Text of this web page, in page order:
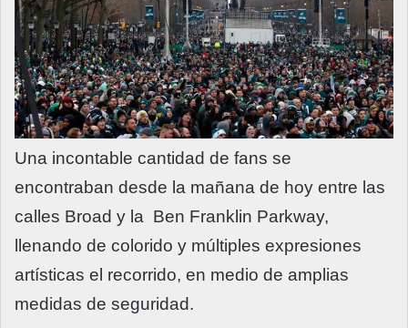
Una incontable cantidad de fans se
encontraban desde la mañana de hoy entre las
calles Broad y la Ben Franklin Parkway,
llenando de colorido y múltiples expresiones
artísticas el recorrido, en medio de amplias
medidas de seguridad.